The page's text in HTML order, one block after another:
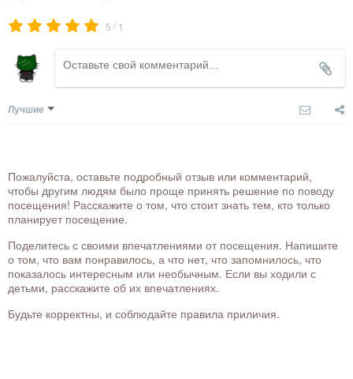
5 / 1
Лучшие
Пожалуйста, оставьте подробный отзыв или комментарий,
чтобы другим людям было проще принять решение по поводу
посещения! Расскажите о том, что стоит знать тем, кто только
планирует посещение.
Поделитесь с своими впечатлениями от посещения. Напишите
о том, что вам понравилось, а что нет, что запомнилось, что
показалось интересным или необычным. Если вы ходили с
детьми, расскажите об их впечатлениях.
Будьте корректны, и соблюдайте правила приличия.